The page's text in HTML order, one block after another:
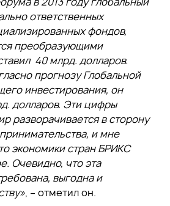
ответственных
фондов,
преобразующими
40 млрд. долларов.
прогнозу Глобальной
инвестирования, он
долларов. Эти цифры
разворачивается в сторону
и мне
экономики стран БРИКС
Очевидно, что эта
выгодна и
, – отметил он.